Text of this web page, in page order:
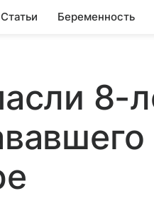
Статьи Беременность
8-